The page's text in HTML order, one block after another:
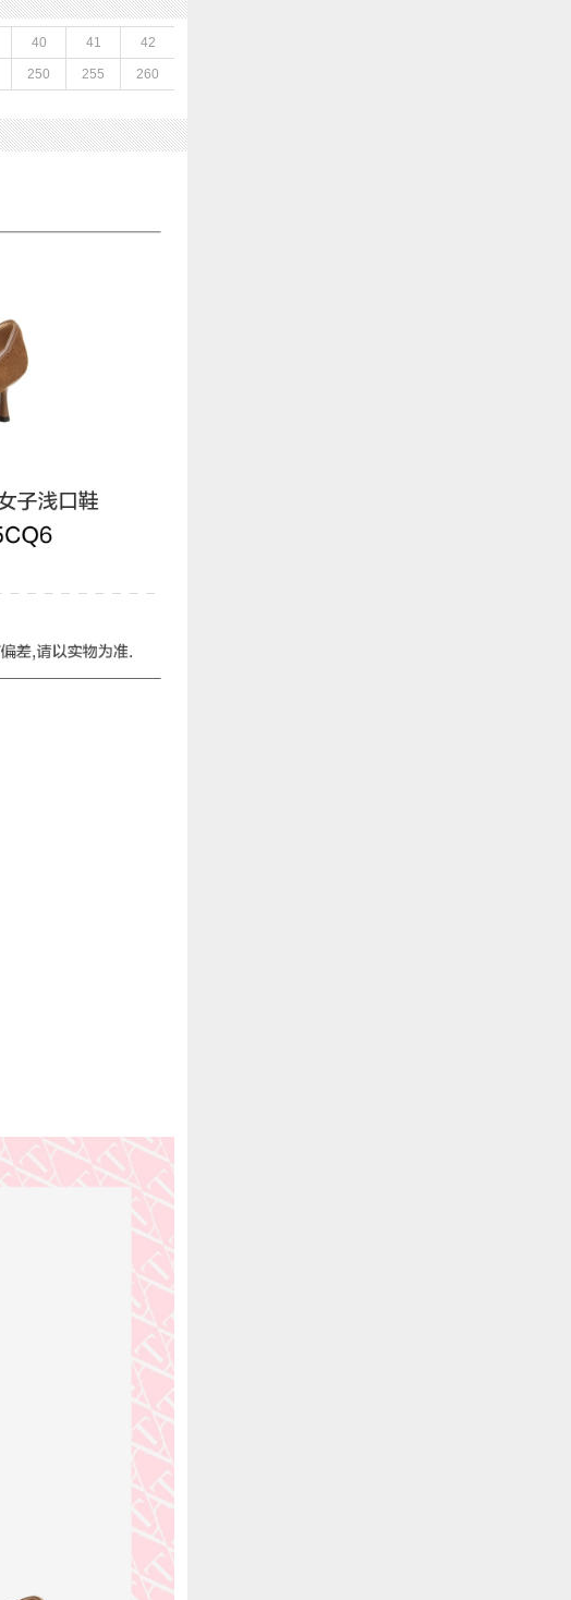
40 41 42
250 255 260